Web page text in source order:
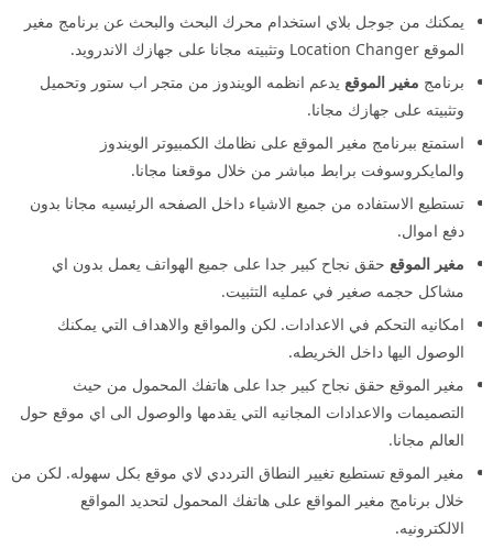
يمكنك من جوجل بلاي استخدام محرك البحث والبحث عن برنامج مغير
الموقع Location Changer وتثبيته مجانا على جهازك الاندرويد.
برنامج مغير الموقع يدعم انظمه الويندوز من متجر اب ستور وتحميل
وتثبيته على جهازك مجانا.
استمتع ببرنامج مغير الموقع على نظامك الكمبيوتر الويندوز
والمايكروسوفت برابط مباشر من خلال موقعنا مجانا.
تستطيع الاستفاده من جميع الاشياء داخل الصفحه الرئيسيه مجانا بدون
دفع اموال.
مغير الموقع حقق نجاح كبير جدا على جميع الهواتف يعمل بدون اي
مشاكل حجمه صغير في عمليه التثبيت.
امكانيه التحكم في الاعدادات. لكن والمواقع والاهداف التي يمكنك
الوصول اليها داخل الخريطه.
مغير الموقع حقق نجاح كبير جدا على هاتفك المحمول من حيث
التصميمات والاعدادات المجانيه التي يقدمها والوصول الى اي موقع حول
العالم مجانا.
مغير الموقع تستطيع تغيير النطاق الترددي لاي موقع بكل سهوله. لكن من
خلال برنامج مغير المواقع على هاتفك المحمول لتحديد المواقع
الالكترونيه.